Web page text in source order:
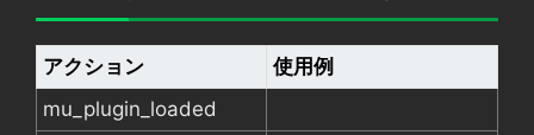
アクション
使用例
mu_plugin_loaded